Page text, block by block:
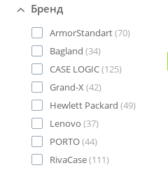
Бренд
ArmorStandart(70)
Bagland (34)
CASE LOGIC(125)
Grand-X(42)
Hewlett Packard (49)
Lenovo (37)
PORTO(44)
RivaCase(111)